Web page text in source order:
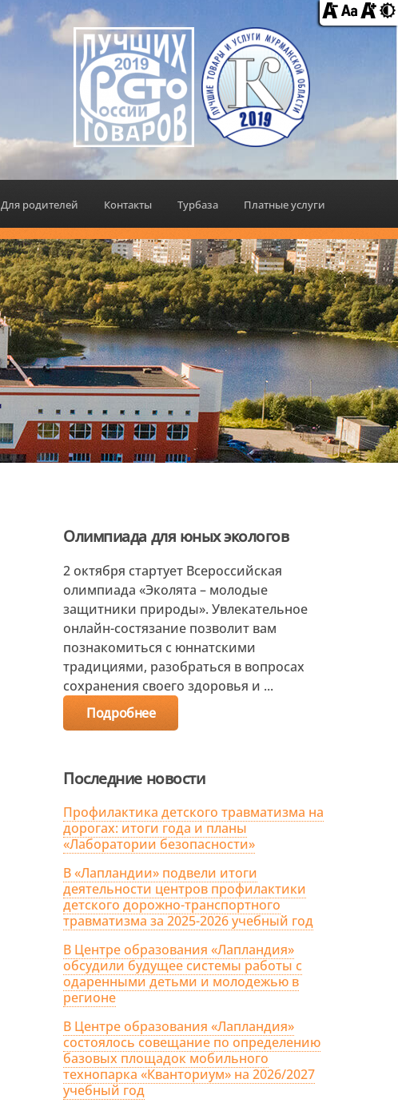
Для родителей Контакты Турбаза Платные услуги
Олимпиада для юных экологов
2 октября стартует Всероссийская
олимпиада «Эколята – молодые
защитники природы». Увлекательное
онлайн-состязание позволит вам
познакомиться с юннатскими
традициями, разобраться в вопросах
сохранения своего здоровья и ...
Подробнее
Последние новости
Профилактика детского травматизма на
дорогах: итоги года и планы
«Лаборатории безопасности»
В «Лапландии» подвели итоги
деятельности центров профилактики
детского дорожно-транспортного
травматизма за 2025-2026 учебный год
В Центре образования «Лапландия»
обсудили будущее системы работы с
одаренными детьми и молодежью в
регионе
В Центре образования «Лапландия»
состоялось совещание по определению
базовых площадок мобильного
технопарка «Кванториум» на 2026/2027
учебный год